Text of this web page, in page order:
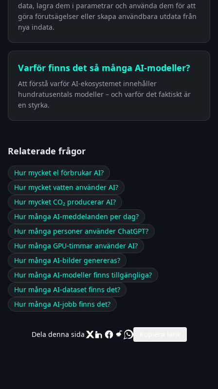
data, lagra dem i parametrar och använda dem för att
göra förutsägelser eller skapa användbara utdata från
nya indata.
Varför finns det så många AI-modeller?
Att förstå varför AI-ekosystemet innehåller
hundratusentals modeller – och varför det faktiskt är
en styrka.
Relaterade frågor
Hur mycket el förbrukar AI?
Hur mycket vatten använder AI?
Hur mycket CO₂ producerar AI?
Hur många AI-meddelanden per dag?
Hur många personer använder ChatGPT?
Hur många GPU-timmar använder AI?
Hur många AI-bilder genereras?
Hur många AI-modeller finns tillgängliga?
Hur många AI-dataset finns det?
Hur många AI-jobb finns det?
Dela denna sida